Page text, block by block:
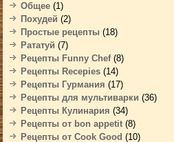
Общее (1)
Похудей (2)
Простые рецепты (18)
Рататуй (7)
Рецепты Funny Chef(8)
Рецепты Recepies (14)
Рецепты Гурмания (17)
Рецепты для мультиварки (36)
Рецепты Кулинария (34)
Рецепты от bon appetit (8)
Рецепты от Cook Good (10)